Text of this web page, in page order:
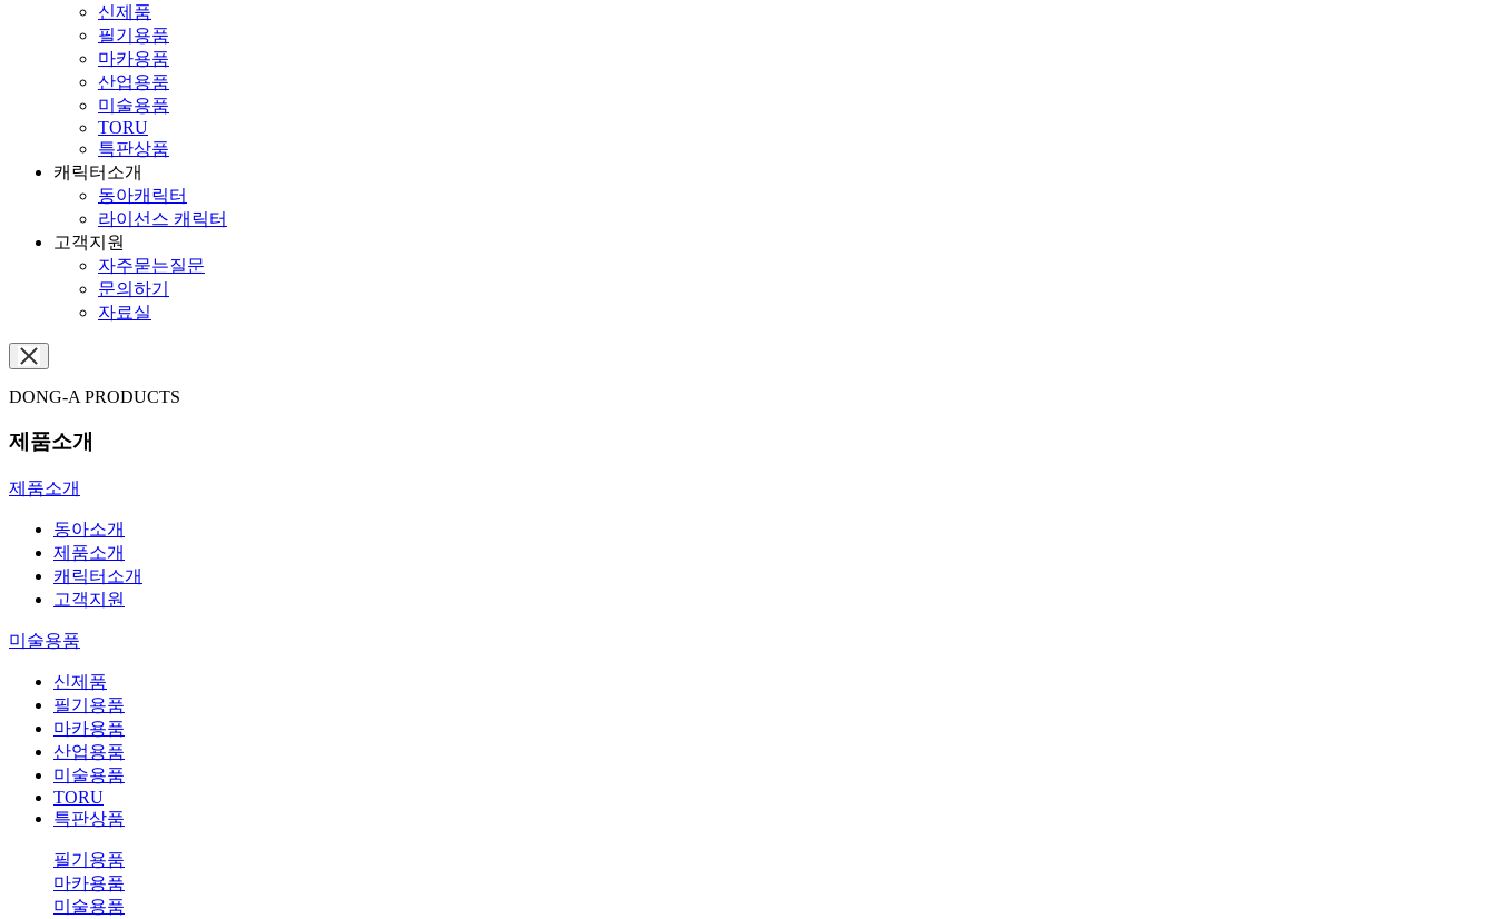
신제품
필기용품
마카용품
산업용품
미술용품
TORU
특판상품
캐릭터소개
동아캐릭터
라이선스 캐릭터
고객지원
자주묻는질문
문의하기
자료실
DONG-A PRODUCTS
제품소개
제품소개
동아소개
제품소개
캐릭터소개
고객지원
미술용품
신제품
필기용품
마카용품
산업용품
미술용품
TORU
특판상품
필기용품
마카용품
미술용품